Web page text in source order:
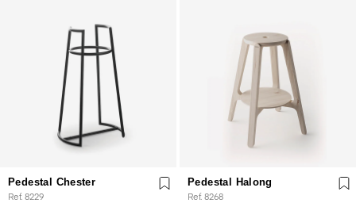
Pedestal Chester
Ref. 8229
Pedestal Halong
Ref. 8268